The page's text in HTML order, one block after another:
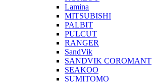
Lamina
MITSUBISHI
PALBIT
PULCUT
RANGER
SandVik
SANDVIK COROMANT
SEAKOO
SUMITOMO